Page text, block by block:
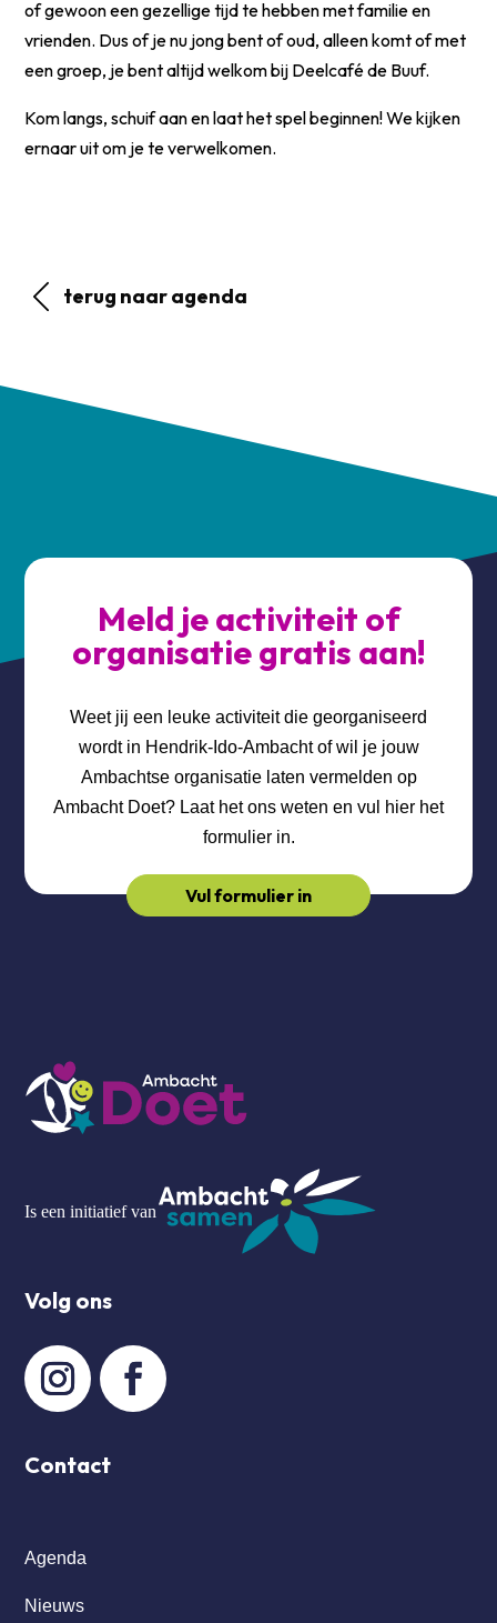
of gewoon een gezellige tijd te hebben met familie en
vrienden. Dus of je nu jong bent of oud, alleen komt of met
een groep, je bent altijd welkom bij Deelcafé de Buuf.
Kom langs, schuif aan en laat het spel beginnen! We kijken
ernaar uit om je te verwelkomen.
terug naar agenda
Meld je activiteit of
organisatie gratis aan!
Weet jij een leuke activiteit die georganiseerd
wordt in Hendrik-Ido-Ambacht of wil je jouw
Ambachtse organisatie laten vermelden op
Ambacht Doet? Laat het ons weten en vul hier het
formulier in.
Vul formulier in
Is een initiatief van
Volg ons
Contact
Agenda
Nieuws